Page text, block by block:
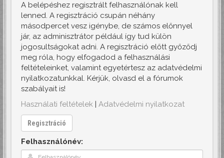
A belépéshez regisztrált felhasználónak kell
lenned. A regisztráció csupán néhány
másodpercet vesz igénybe, de számos előnnyel
jár, az adminisztrátor például így tud külön
jogosultságokat adni. A regisztráció előtt győződj
meg róla, hogy elfogadod a felhasználási
feltételeinket, valamint egyetértesz az adatvédelmi
nyilatkozatunkkal. Kérjük, olvasd el a fórumok
szabályait is!
Használati feltételek | Adatvédelmi nyilatkozat
Regisztráció
Felhasználónév: